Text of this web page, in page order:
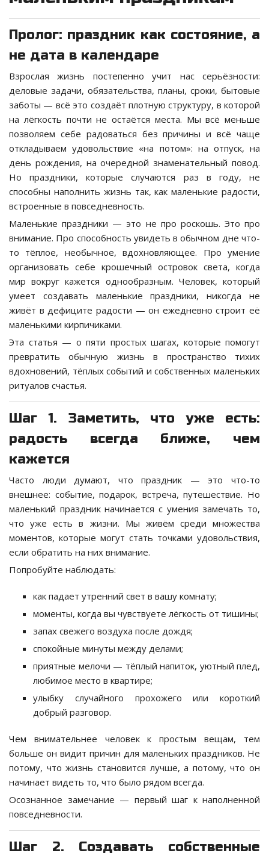
Пролог: праздник как состояние, а
не дата в календаре
Взрослая жизнь постепенно учит нас серьёзности:
деловые задачи, обязательства, планы, сроки, бытовые
заботы — всё это создаёт плотную структуру, в которой
на лёгкость почти не остаётся места. Мы всё меньше
позволяем себе радоваться без причины и всё чаще
откладываем удовольствие «на потом»: на отпуск, на
день рождения, на очередной знаменательный повод.
Но праздники, которые случаются раз в году, не
способны наполнить жизнь так, как маленькие радости,
встроенные в повседневность.
Маленькие праздники — это не про роскошь. Это про
внимание. Про способность увидеть в обычном дне что-
то тёплое, необычное, вдохновляющее. Про умение
организовать себе крошечный островок света, когда
мир вокруг кажется однообразным. Человек, который
умеет создавать маленькие праздники, никогда не
живёт в дефиците радости — он ежедневно строит её
маленькими кирпичиками.
Эта статья — о пяти простых шагах, которые помогут
превратить обычную жизнь в пространство тихих
вдохновений, тёплых событий и собственных маленьких
ритуалов счастья.
Шаг 1. Заметить, что уже есть:
радость всегда ближе, чем
кажется
Часто люди думают, что праздник — это что-то
внешнее: событие, подарок, встреча, путешествие. Но
маленький праздник начинается с умения замечать то,
что уже есть в жизни. Мы живём среди множества
моментов, которые могут стать точками удовольствия,
если обратить на них внимание.
Попробуйте наблюдать:
как падает утренний свет в вашу комнату;
моменты, когда вы чувствуете лёгкость от тишины;
запах свежего воздуха после дождя;
спокойные минуты между делами;
приятные мелочи — тёплый напиток, уютный плед,
любимое место в квартире;
улыбку случайного прохожего или короткий
добрый разговор.
Чем внимательнее человек к простым вещам, тем
больше он видит причин для маленьких праздников. Не
потому, что жизнь становится лучше, а потому, что он
начинает видеть то, что было рядом всегда.
Осознанное замечание — первый шаг к наполненной
повседневности.
Шаг 2. Создавать собственные